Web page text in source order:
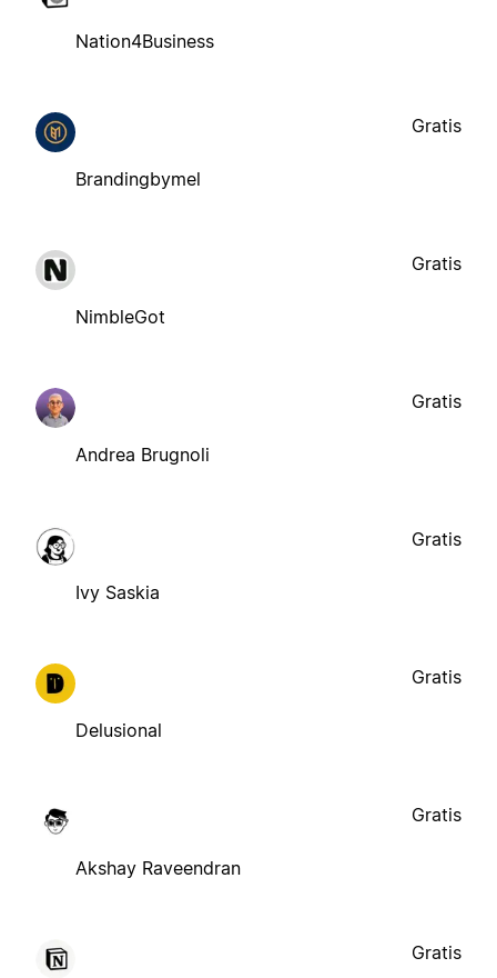
Nation4Business
Brandingbymel
Gratis
NimbleGot
Gratis
Andrea Brugnoli
Gratis
Ivy Saskia
Gratis
Delusional
Gratis
Akshay Raveendran
Gratis
Gratis